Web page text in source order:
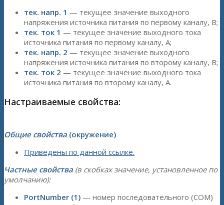
тек. напр. 1 — текущее значение выходного
напряжения источника питания по первому каналу, B;
тек. ток 1 — текущее значение выходного тока
источника питания по первому каналу, A;
тек. напр. 2 — текущее значение выходного
напряжения источника питания по второму каналу, B;
тек. ток 2 — текущее значение выходного тока
источника питания по второму каналу, A.
Настраиваемые свойства:
Общие свойства (окружение)
Приведены по данной ссылке.
Частные свойства (в скобках значение, установленное по
умолчанию):
PortNumber (1) — номер последовательного (COM)